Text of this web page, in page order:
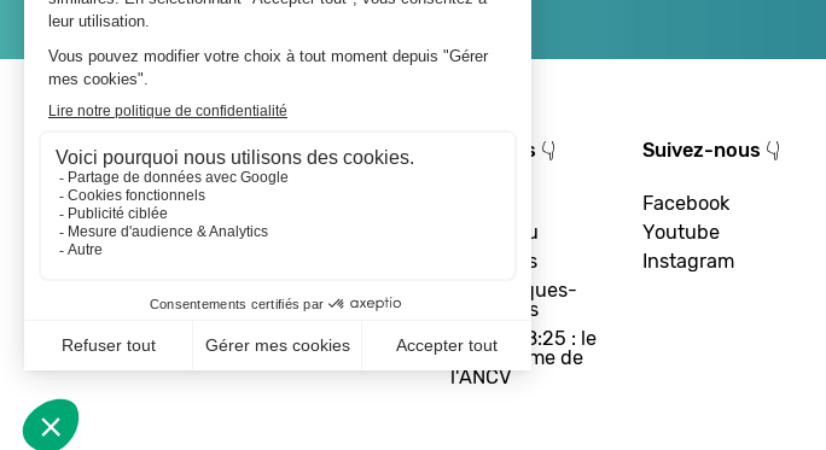
A propos 👇
Le réseau
Les actus
Les Chèques-
Vacances
Départ 18:25 : le
programme de
l'ANCV
Suivez-nous 👇
Facebook
Youtube
Instagram